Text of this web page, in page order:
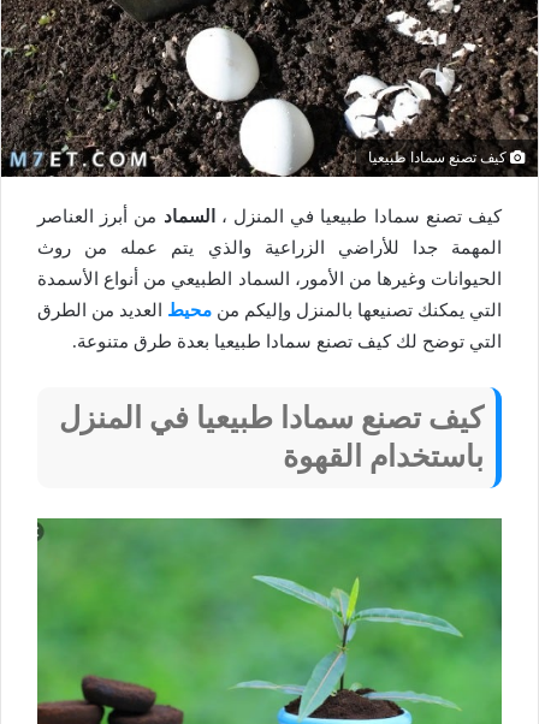
كيف تصنع سمادا طبيعيا
كيف تصنع سمادا طبيعيا في المنزل ، السماد من أبرز العناصر
المهمة جدا للأراضي الزراعية والذي يتم عمله من روث
الحيوانات وغيرها من الأمور، السماد الطبيعي من أنواع الأسمدة
التي يمكنك تصنيعها بالمنزل وإليكم من محيط
العديد من الطرق
التي توضح لك كيف تصنع سمادا طبيعيا بعدة طرق متنوعة.
كيف تصنع سمادا طبيعيا في المنزل
باستخدام القهوة